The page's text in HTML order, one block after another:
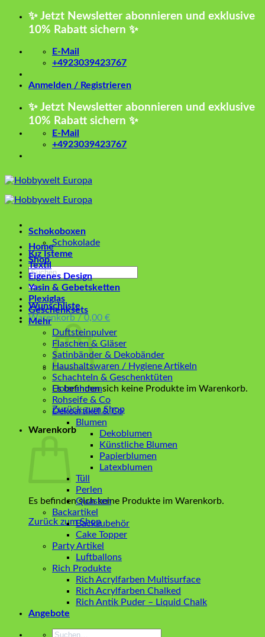
Zum
✨ Jetzt Newsletter abonnieren und exklusive
10% Rabatt sichern ✨
E-Mail
+4923039423767
Anmelden / Registrieren
✨ Jetzt Newsletter abonnieren und exklusive
10% Rabatt sichern ✨
E-Mail
+4923039423767
Home
Shop
Suchen
nach:
Wunschliste
Warenkorb / 0,00 €
Es befinden sich keine Produkte im Warenkorb.
Zurück zum Shop
Warenkorb
Es befinden sich keine Produkte im Warenkorb.
Zurück zum Shop
Schokoboxen
Schokolade
Kız İsteme
Textil
Eigenes Design
Yasin & Gebetsketten
Plexiglas
Geschenksets
Mehr
Duftsteinpulver
Flaschen & Gläser
Satinbänder & Dekobänder
Haushaltswaren / Hygiene Artikeln
Schachteln & Geschenktüten
Holzrahmen
Rohseife & Co
Dekoartikel & Co
Blumen
Dekoblumen
Künstliche Blumen
Papierblumen
Latexblumen
Tüll
Perlen
Quasten
Backartikel
Backzubehör
Cake Topper
Party Artikel
Luftballons
Rich Produkte
Rich Acrylfarben Multisurface
Rich Acrylfarben Chalked
Rich Antik Puder – Liquid Chalk
Angebote
Suchen